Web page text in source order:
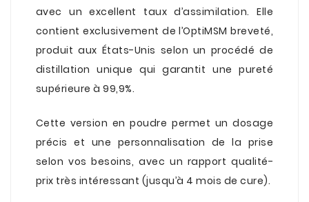
avec un excellent taux d’assimilation. Elle
contient exclusivement de l’OptiMSM breveté,
produit aux États-Unis selon un procédé de
distillation unique qui garantit une pureté
supérieure à 99,9%.
Cette version en poudre permet un dosage
précis et une personnalisation de la prise
selon vos besoins, avec un rapport qualité-
prix très intéressant (jusqu’à 4 mois de cure).